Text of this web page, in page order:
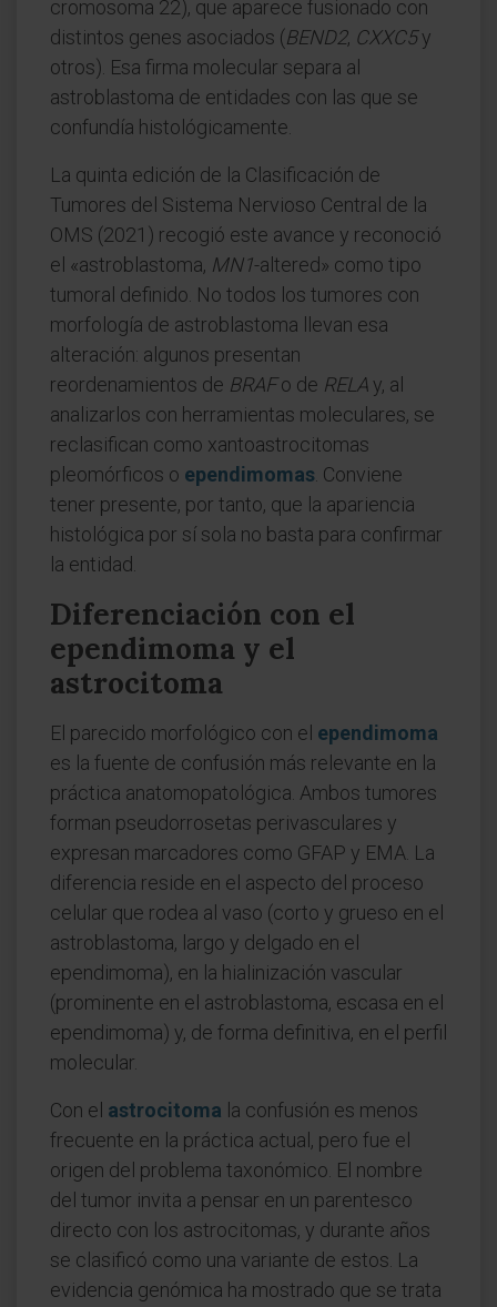
cromosoma 22), que aparece fusionado con
distintos genes asociados (BEND2, CXXC5y
otros). Esa firma molecular separa al
astroblastoma de entidades con las que se
confundía histológicamente.
La quinta edición de la Clasificación de
Tumores del Sistema Nervioso Central de la
OMS (2021) recogió este avance y reconoció
el «astroblastoma, MN1-altered» como tipo
tumoral definido. No todos los tumores con
morfología de astroblastoma llevan esa
alteración: algunos presentan
reordenamientos de BRAFo de RELAy, al
analizarlos con herramientas moleculares, se
reclasifican como xantoastrocitomas
pleomórficos o ependimomas . Conviene
tener presente, por tanto, que la apariencia
histológica por sí sola no basta para confirmar
la entidad.
Diferenciación con el
ependimoma y el
astrocitoma
El parecido morfológico con el ependimoma
es la fuente de confusión más relevante en la
práctica anatomopatológica. Ambos tumores
forman pseudorrosetas perivasculares y
expresan marcadores como GFAP y EMA. La
diferencia reside en el aspecto del proceso
celular que rodea al vaso (corto y grueso en el
astroblastoma, largo y delgado en el
ependimoma), en la hialinización vascular
(prominente en el astroblastoma, escasa en el
ependimoma) y, de forma definitiva, en el perfil
molecular.
Con el astrocitoma la confusión es menos
frecuente en la práctica actual, pero fue el
origen del problema taxonómico. El nombre
del tumor invita a pensar en un parentesco
directo con los astrocitomas, y durante años
se clasificó como una variante de estos. La
evidencia genómica ha mostrado que se trata